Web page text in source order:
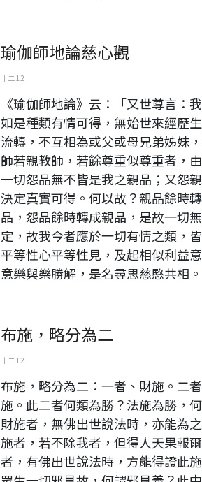
瑜伽師地論慈心觀
十二 12
《瑜伽師地論》云：「又世尊言：
如是種類有情可得，無始世來經歷
流轉，不互相為或父或母兄弟姊妹
師若親教師，若餘尊重似尊重者，
一切怨品無不皆是我之親品；又怨
決定真實可得。何以故？親品餘時
品，怨品餘時轉成親品，是故一切
定，故我今者應於一切有情之類，
平等性心平等性見，及起相似利益
意樂與樂勝解，是名尋思慈愍共相。
布施，略分為二
十二 12
布施，略分為二：一者、財施。二
施。此二者何類為勝？法施為勝，
財施者，無佛出世說法時，亦能為
施者，若不除我者，但得人天果報
者，有佛出世說法時，方能得證此